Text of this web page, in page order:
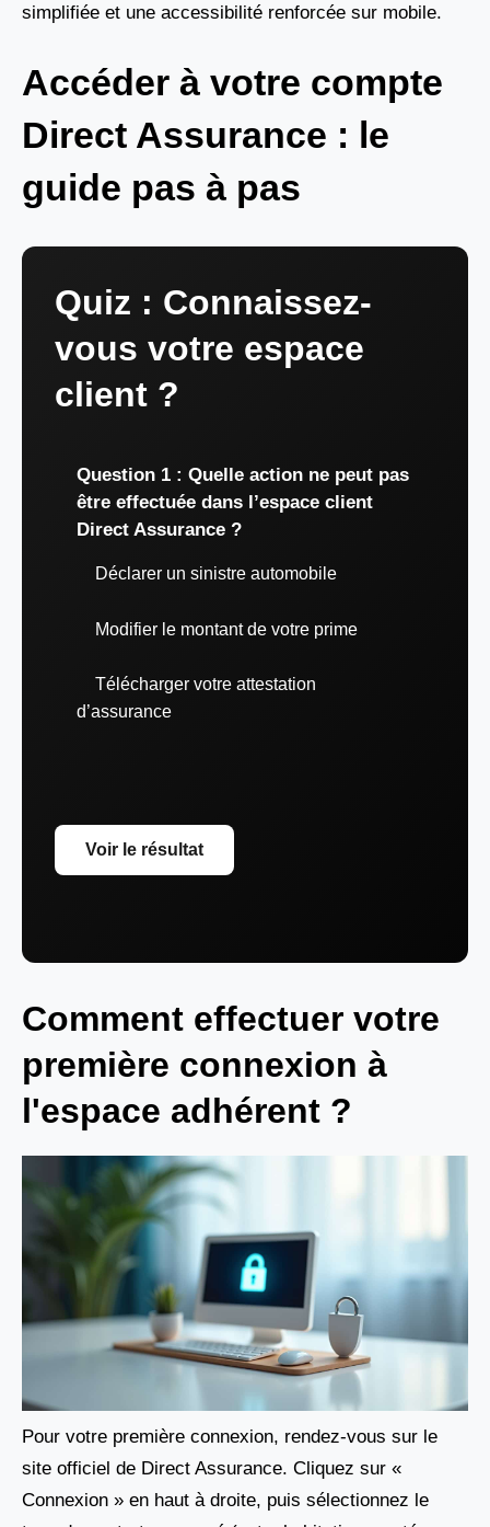
simplifiée et une accessibilité renforcée sur mobile.
Accéder à votre compte
Direct Assurance : le
guide pas à pas
Quiz : Connaissez-
vous votre espace
client ?
Question 1 : Quelle action ne peut pas
être effectuée dans l’espace client
Direct Assurance ?
Déclarer un sinistre automobile
Modifier le montant de votre prime
Télécharger votre attestation
d’assurance
Voir le résultat
Comment effectuer votre
première connexion à
l'espace adhérent ?
Pour votre première connexion, rendez-vous sur le
site officiel de Direct Assurance. Cliquez sur «
Connexion » en haut à droite, puis sélectionnez le